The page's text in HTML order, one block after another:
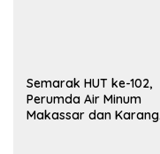
Semarak HUT ke-102,
Perumda Air Minum
Makassar dan Karang